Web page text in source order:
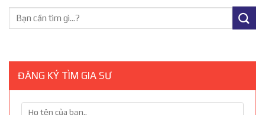
ĐĂNG KÝ TÌM GIA SƯ